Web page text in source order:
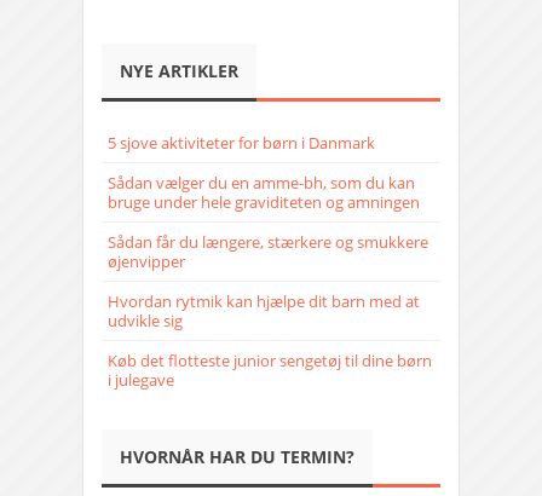
NYE ARTIKLER
5 sjove aktiviteter for børn i Danmark
Sådan vælger du en amme-bh, som du kan
bruge under hele graviditeten og amningen
Sådan får du længere, stærkere og smukkere
øjenvipper
Hvordan rytmik kan hjælpe dit barn med at
udvikle sig
Køb det flotteste junior sengetøj til dine børn
i julegave
HVORNÅR HAR DU TERMIN?